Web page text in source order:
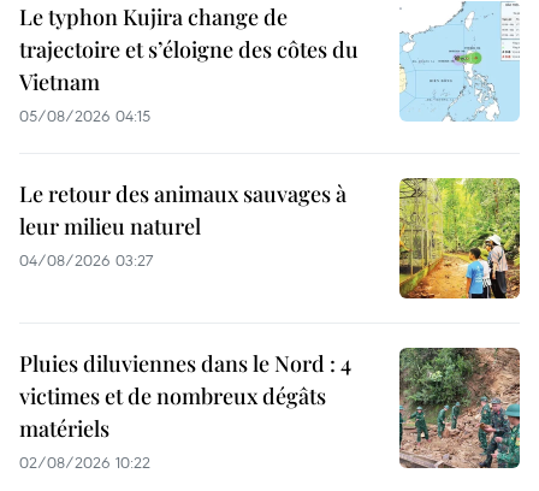
Le typhon Kujira change de
trajectoire et s’éloigne des côtes du
Vietnam
05/08/2026 04:15
Le retour des animaux sauvages à
leur milieu naturel
04/08/2026 03:27
Pluies diluviennes dans le Nord : 4
victimes et de nombreux dégâts
matériels
02/08/2026 10:22